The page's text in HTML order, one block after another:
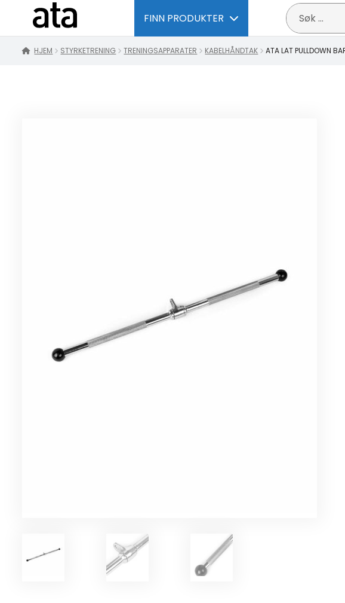
FINN PRODUKTER
Søk
etter:
HJEM STYRKETRENING TRENINGSAPPARATER KABELHÅNDTAK ATA LAT PULLDOWN